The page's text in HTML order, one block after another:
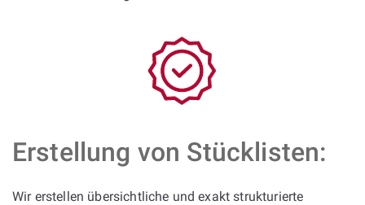
Erstellung von Stücklisten:
Wir erstellen übersichtliche und exakt strukturierte